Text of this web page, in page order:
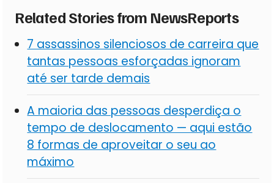
Related Stories from NewsReports
7 assassinos silenciosos de carreira que
tantas pessoas esforçadas ignoram
até ser tarde demais
A maioria das pessoas desperdiça o
tempo de deslocamento — aqui estão
8 formas de aproveitar o seu ao
máximo